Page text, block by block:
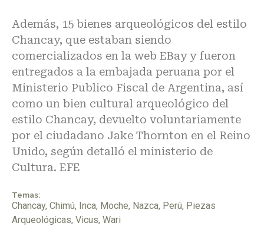
Además, 15 bienes arqueológicos del estilo
Chancay, que estaban siendo
comercializados en la web EBay y fueron
entregados a la embajada peruana por el
Ministerio Publico Fiscal de Argentina, así
como un bien cultural arqueológico del
estilo Chancay, devuelto voluntariamente
por el ciudadano Jake Thornton en el Reino
Unido, según detalló el ministerio de
Cultura. EFE
Temas:
Chancay, Chimú, Inca, Moche, Nazca, Perú, Piezas
Arqueológicas, Vicus, Wari